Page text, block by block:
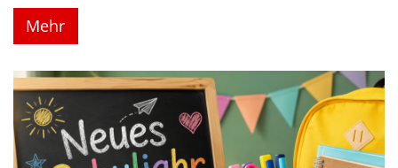
Mehr